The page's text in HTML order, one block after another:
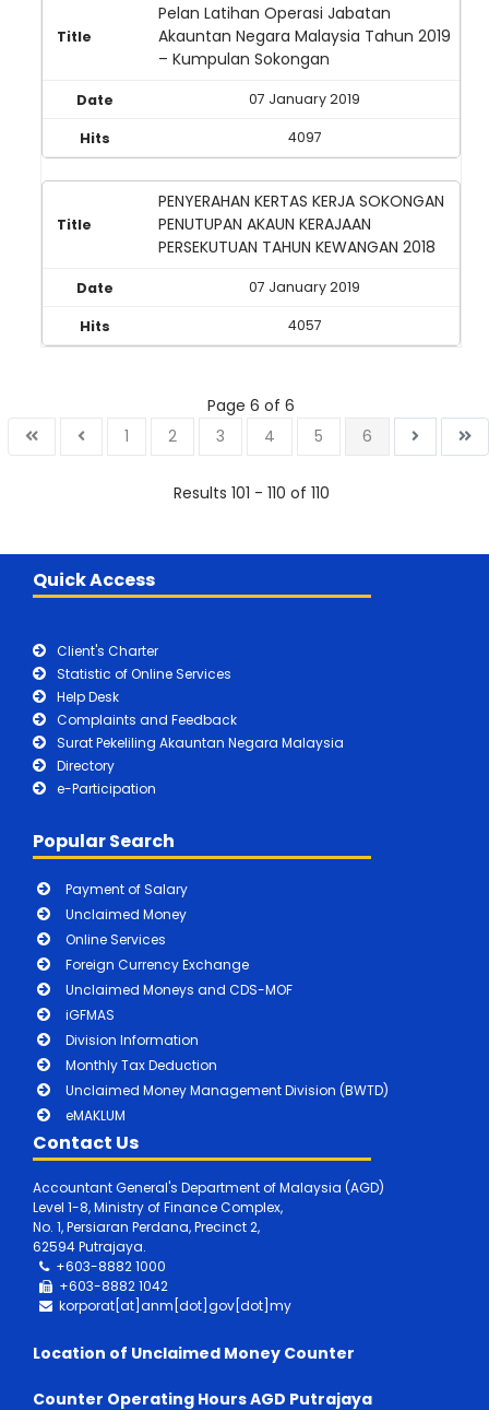
Pelan Latihan Operasi Jabatan
Akauntan Negara Malaysia Tahun 2019
– Kumpulan Sokongan
07 January 2019
4097
PENYERAHAN KERTAS KERJA SOKONGAN
PENUTUPAN AKAUN KERAJAAN
PERSEKUTUAN TAHUN KEWANGAN 2018
07 January 2019
4057
Page 6 of 6
1
2 3 4 5 6
Results 101 - 110 of 110
Quick Access
Client's Charter
Statistic of Online Services
Help Desk
Complaints and Feedback
Surat Pekeliling Akauntan Negara Malaysia
Directory
e-Participation
Popular Search
Payment of Salary
Unclaimed Money
Online Services
Foreign Currency Exchange
Unclaimed Moneys and CDS-MOF
iGFMAS
Division Information
Monthly Tax Deduction
Unclaimed Money Management Division (BWTD)
eMAKLUM
Contact Us
Accountant General's Department of Malaysia (AGD)
Level 1-8, Ministry of Finance Complex,
No. 1, Persiaran Perdana, Precinct 2,
62594 Putrajaya.
+603-8882 1000
+603-88821042
korporat[at]anm[dot]gov[dot]my
Location of Unclaimed Money Counter
Counter Operating Hours AGD Putrajaya